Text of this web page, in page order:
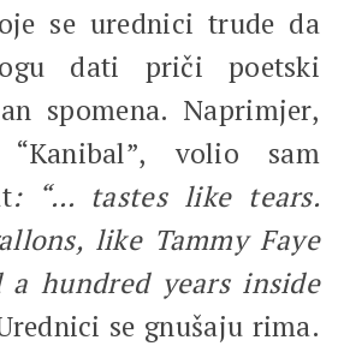
se urednici trude da
dati priči poetski
spomena. Naprimjer,
volio sam
: “… tastes like tears.
like Tammy Faye
a hundred years inside
se gnušaju rima.